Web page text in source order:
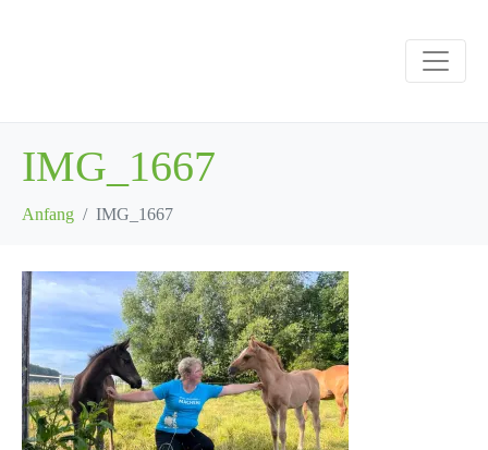
IMG_1667
Anfang IMG_1667